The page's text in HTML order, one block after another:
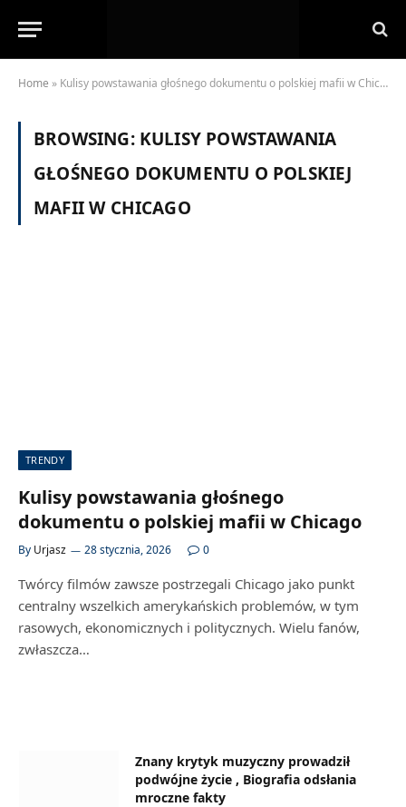
Home » Kulisy powstawania głośnego dokumentu o polskiej mafii w Chicago
BROWSING: KULISY POWSTAWANIA
GŁOŚNEGO DOKUMENTU O POLSKIEJ
MAFII W CHICAGO
TRENDY
Kulisy powstawania głośnego
dokumentu o polskiej mafii w Chicago
By Urjasz 28 stycznia, 2026 0
Twórcy filmów zawsze postrzegali Chicago jako punkt
centralny wszelkich amerykańskich problemów, w tym
rasowych, ekonomicznych i politycznych. Wielu fanów,
zwłaszcza…
Znany krytyk muzyczny prowadził
podwójne życie , Biografia odsłania
mroczne fakty